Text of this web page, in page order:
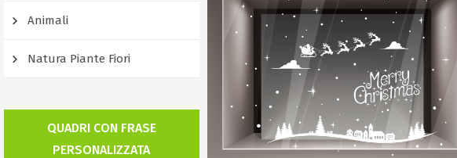
Animali
Natura Piante Fiori
QUADRI CON FRASE
PERSONALIZZATA